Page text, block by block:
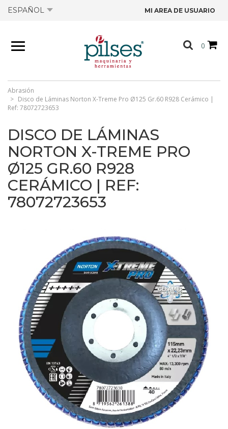
ESPAÑOL MI AREA DE USUARIO
0
PRODUCTOS
TIENDA
CATÁLOGOS
CONTACTO
OUTLET
Abrasión
Disco de Láminas Norton X-Treme Pro Ø125 Gr.60 R928 Cerámico |
Ref: 78072723653
DISCO DE LÁMINAS
NORTON X-TREME PRO
Ø125 GR.60 R928
CERÁMICO | REF:
78072723653